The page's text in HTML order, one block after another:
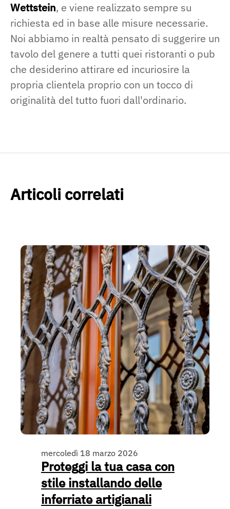
Wettstein, e viene realizzato sempre su
richiesta ed in base alle misure necessarie.
Noi abbiamo in realtà pensato di suggerire un
tavolo del genere a tutti quei ristoranti o pub
che desiderino attirare ed incuriosire la
propria clientela proprio con un tocco di
originalità del tutto fuori dall'ordinario.
Articoli correlati
mercoledì 18 marzo 2026
Proteggi la tua casa con
stile installando delle
inferriate artigianali